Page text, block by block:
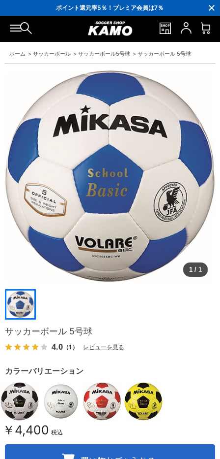
ポイント還元率5％！プレミア会員は7％
会員の方にはお誕生月に「10％OFFクーポン」プレゼント！
16,000円(税込)以上でシューズケースプレゼント！
3,300円(税込)以上で送料無料！
ホーム > サッカーボール > サッカーボール5号球 > サッカーボール 5号球
1 / 1
サッカーボール 5号球
4.0 （1） レビューを見る
カラーバリエーション
￥4,400 税込